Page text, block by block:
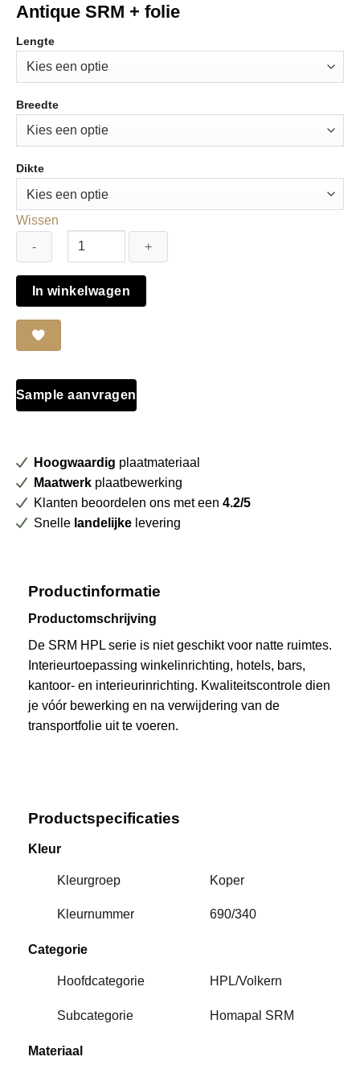
Antique SRM + folie
Lengte
Breedte
Dikte
Wissen
Homapal
HPL
690/340
Copper
Antique
SRM
+
In winkelwagen
Sample aanvragen
Hoogwaardig plaatmateriaal
Maatwerk plaatbewerking
Klanten beoordelen ons met een 4.2/5
Snelle landelijke levering
Productinformatie
Productomschrijving
De SRM HPL serie is niet geschikt voor natte ruimtes.
Interieurtoepassing winkelinrichting, hotels, bars,
kantoor- en interieurinrichting. Kwaliteitscontrole dien
je vóór bewerking en na verwijdering van de
transportfolie uit te voeren.
Productspecificaties
Kleur
Kleurgroep Koper
Kleurnummer 690/340
Categorie
Hoofdcategorie HPL/Volkern
Subcategorie Homapal SRM
Materiaal